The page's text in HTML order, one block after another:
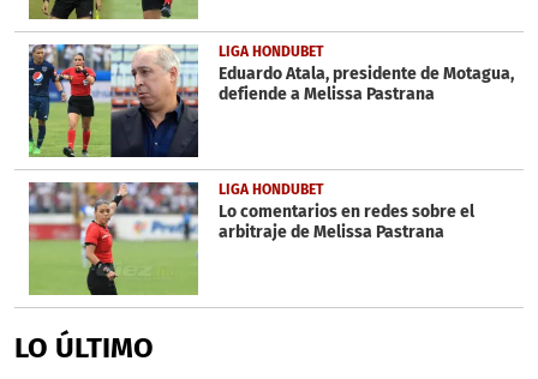
LIGA HONDUBET
Eduardo Atala, presidente de Motagua,
defiende a Melissa Pastrana
LIGA HONDUBET
Lo comentarios en redes sobre el
arbitraje de Melissa Pastrana
LO ÚLTIMO